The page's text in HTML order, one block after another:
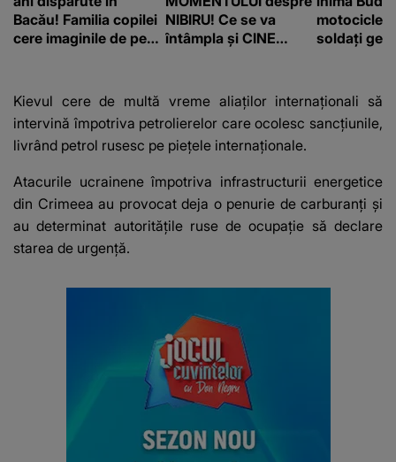
Bacău! Familia copilei
cere imaginile de pe
a mai dus sora mea...”
NIBIRU! Ce se va
întâmpla și CINE
e ciudă că..."
soldați
Kievul cere de multă vreme aliaților internaționali să
intervină împotriva petrolierelor care ocolesc sancțiunile,
livrând petrol rusesc pe piețele internaționale.
Atacurile ucrainene împotriva infrastructurii energetice
din Crimeea au provocat deja o penurie de carburanți și
au determinat autoritățile ruse de ocupație să declare
starea de urgență.